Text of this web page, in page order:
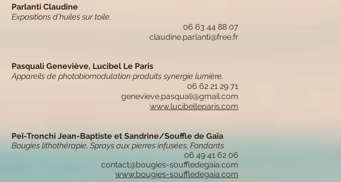
Parlanti Claudine
Expositions d'huiles sur toile.
06 63 44 88 07
claudine.parlanti@free.fr
Pasquali Geneviève, Lucibel Le Paris
Appareils de photobiomodulation produits synergie lumière.
06 62 21 29 71
genevieve.pasquali@gmail.com
www.lucibelleparis.com​
Peï-Tronchi Jean-Baptiste et Sandrine/Souffle de Gaïa
Bougies lithothérapie, Sprays aux pierres infusées, Fondants
06 49 41 62 06
contact@bougies-souffledegaia.com
www.bougies-souffledegaia.com